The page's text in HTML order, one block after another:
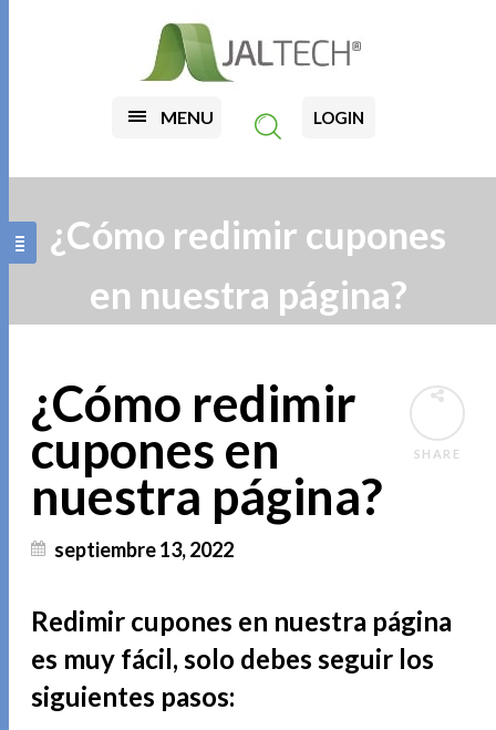
MENU LOGIN
¿Cómo redimir cupones
en nuestra página?
SHARE
¿Cómo redimir
cupones en
nuestra página?
septiembre 13, 2022
Redimir cupones en nuestra página
es muy fácil, solo debes seguir los
siguientes pasos: